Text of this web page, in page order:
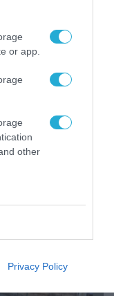
or app.
other
Privacy Policy
τον
– Ο λόγος της